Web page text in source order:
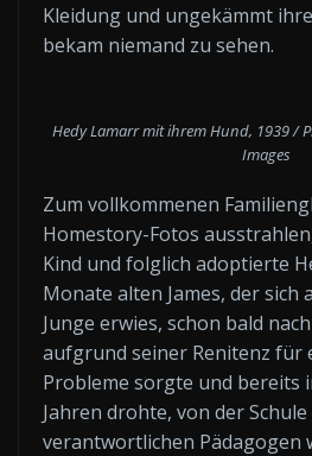
Kleidung und ungekämmt
bekam niemand zu sehen.
Hedy Lamarr mit ihrem Hund, 1939 /
Images
Zum vollkommenen
Homestory-Fotos
Kind und folglich adoptierte
Monate alten James, der sich
Junge erwies, schon bald
aufgrund seiner Renitenz für
Probleme sorgte und bereits
Jahren drohte, von der
verantwortlichen Pädagogen